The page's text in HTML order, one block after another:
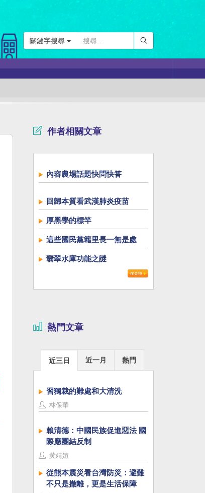
關鍵字搜尋
作者相關文章
內容農場話題快問快答
回歸本質看武漢肺炎疫苗
厚黑學的標竿
這些國民黨籍里長一無是處
翡翠水庫功能之謎
熱門文章
近三日 近一月 熱門
習獨裁的難處和大清洗
林保華
賴清德：中國民族促進惡法 國
際應團結反制
黃靖媗
從熊本震災看台灣防災：避難
不只是撤離，更是生活保障